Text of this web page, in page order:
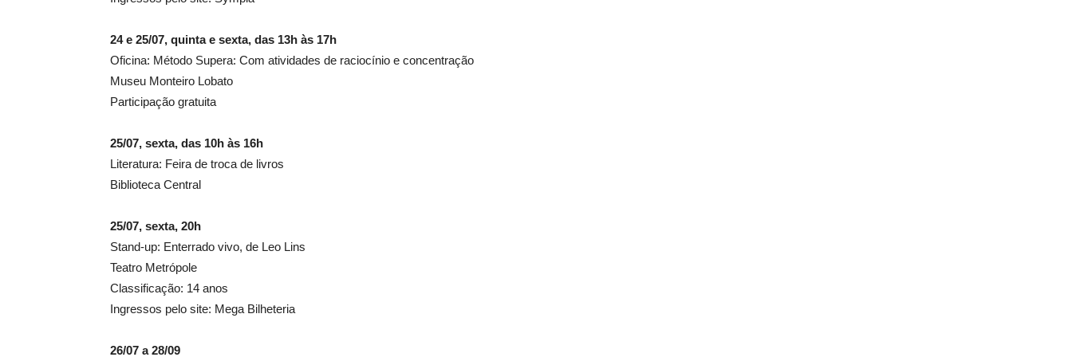
24 e 25/07, quinta e sexta, das 13h às 17h
Oficina: Método Supera: Com atividades de raciocínio e concentração
Museu Monteiro Lobato
Participação gratuita
25/07, sexta, das 10h às 16h
Literatura: Feira de troca de livros
Biblioteca Central
25/07, sexta, 20h
Stand-up: Enterrado vivo, de Leo Lins
Teatro Metrópole
Classificação: 14 anos
Ingressos pelo site: Mega Bilheteria
26/07 a 28/09